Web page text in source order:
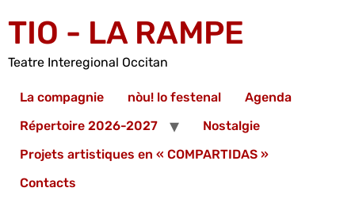
TIO - LA RAMPE
Teatre Interegional Occitan
La compagnie nòu! lo festenal
Agenda
Répertoire 2026-2027
Nostalgie
Projets artistiques en « COMPARTIDAS »
Contacts